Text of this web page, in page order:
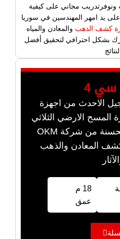
لمدة 5 سنوات ونوفرتدريب مجاني على كيفية
يد امهر المهندسين في سوريا
كشف الذهب والمعادن والمياه
بشكل احترافي لتحقيق أفضل
سي 4
هو الجيل الاحدث من اجهزة
الارضي الثلاثي
الابعاد يضم تقنية محسنة من شركة OKM
لكشف المعادن والذهب
18 م
عمق